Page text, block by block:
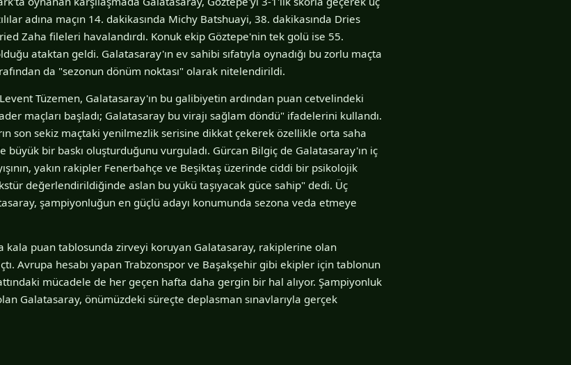
adına maçın 14. dakikasında Michy Batshuayi, 38. dakikasında Dries
Zaha fileleri havalandırdı. Konuk ekip Göztepe'nin tek golü ise 55.
ataktan geldi. Galatasaray'ın ev sahibi sıfatıyla oynadığı bu zorlu maçta
da "sezonun dönüm noktası" olarak nitelendirildi.
Tüzemen, Galatasaray'ın bu galibiyetin ardından puan cetvelindeki
maçları başladı; Galatasaray bu virajı sağlam döndü" ifadelerini kullandı.
son sekiz maçtaki yenilmezlik serisine dikkat çekerek özellikle orta saha
bir baskı oluşturduğunu vurguladı. Gürcan Bilgiç de Galatasaray'ın iç
yakın rakipler Fenerbahçe ve Beşiktaş üzerinde ciddi bir psikolojik
değerlendirildiğinde aslan bu yükü taşıyacak güce sahip" dedi. Üç
şampiyonluğun en güçlü adayı konumunda sezona veda etmeye
kala puan tablosunda zirveyi koruyan Galatasaray, rakiplerine olan
Avrupa hesabı yapan Trabzonspor ve Başakşehir gibi ekipler için tablonun
mücadele de her geçen hafta daha gergin bir hal alıyor. Şampiyonluk
Galatasaray, önümüzdeki süreçte deplasman sınavlarıyla gerçek